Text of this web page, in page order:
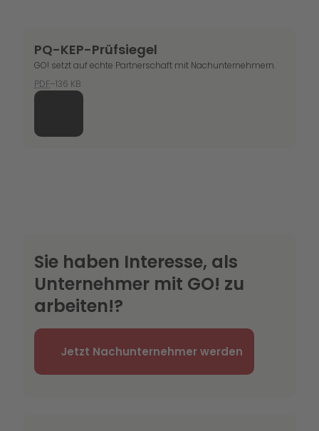
PQ-KEP-Prüfsiegel
GO! setzt auf echte Partnerschaft mit Nachunternehmern.
PDF–136 KB
Sie haben Interesse, als
Unternehmer mit GO! zu
arbeiten!?
Jetzt Nachunternehmer werden